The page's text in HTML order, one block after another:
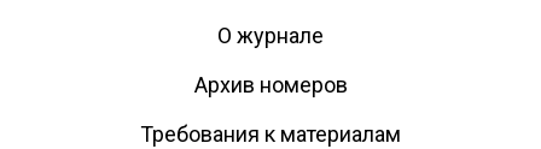
О журнале
Архив номеров
Требования к материалам